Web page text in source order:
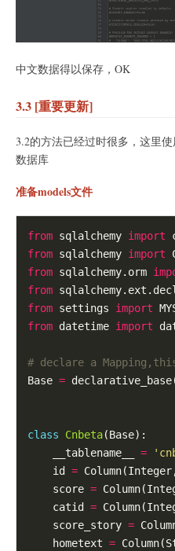
中文数据得以保存，OK
3.3 [重要更新]
3.2的方法已经过时很多，这里
数据库
准备models文件
from sqlalchemy import
from sqlalchemy import
from sqlalchemy.orm
from
from settings import
from datetime import
# declare a
Base =
class Cnbeta(Base):
    __tablename__
=
    id
=
    score
=
    catid
=
    score_story
=
    hometext
=